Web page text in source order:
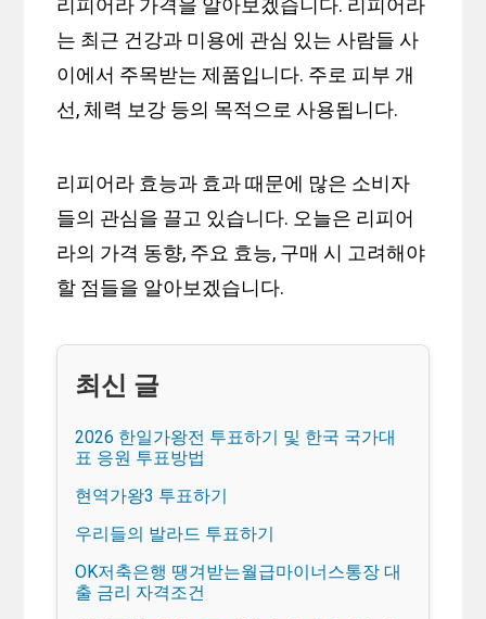
리피어라 가격을 알아보겠습니다. 리피어라
는 최근 건강과 미용에 관심 있는 사람들 사
이에서 주목받는 제품입니다. 주로 피부 개
선, 체력 보강 등의 목적으로 사용됩니다.
리피어라 효능과 효과 때문에 많은 소비자
들의 관심을 끌고 있습니다. 오늘은 리피어
라의 가격 동향, 주요 효능, 구매 시 고려해야
할 점들을 알아보겠습니다.
2026 한일가왕전 투표하기 및 한국 국가대
표 응원 투표방법
현역가왕3 투표하기
우리들의 발라드 투표하기
OK저축은행 땡겨받는월급마이너스통장 대
출 금리 자격조건